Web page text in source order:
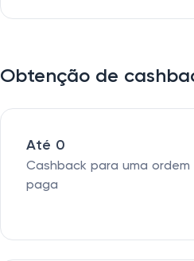
Obtenção de
Até 0
Cashback para uma ordem
paga